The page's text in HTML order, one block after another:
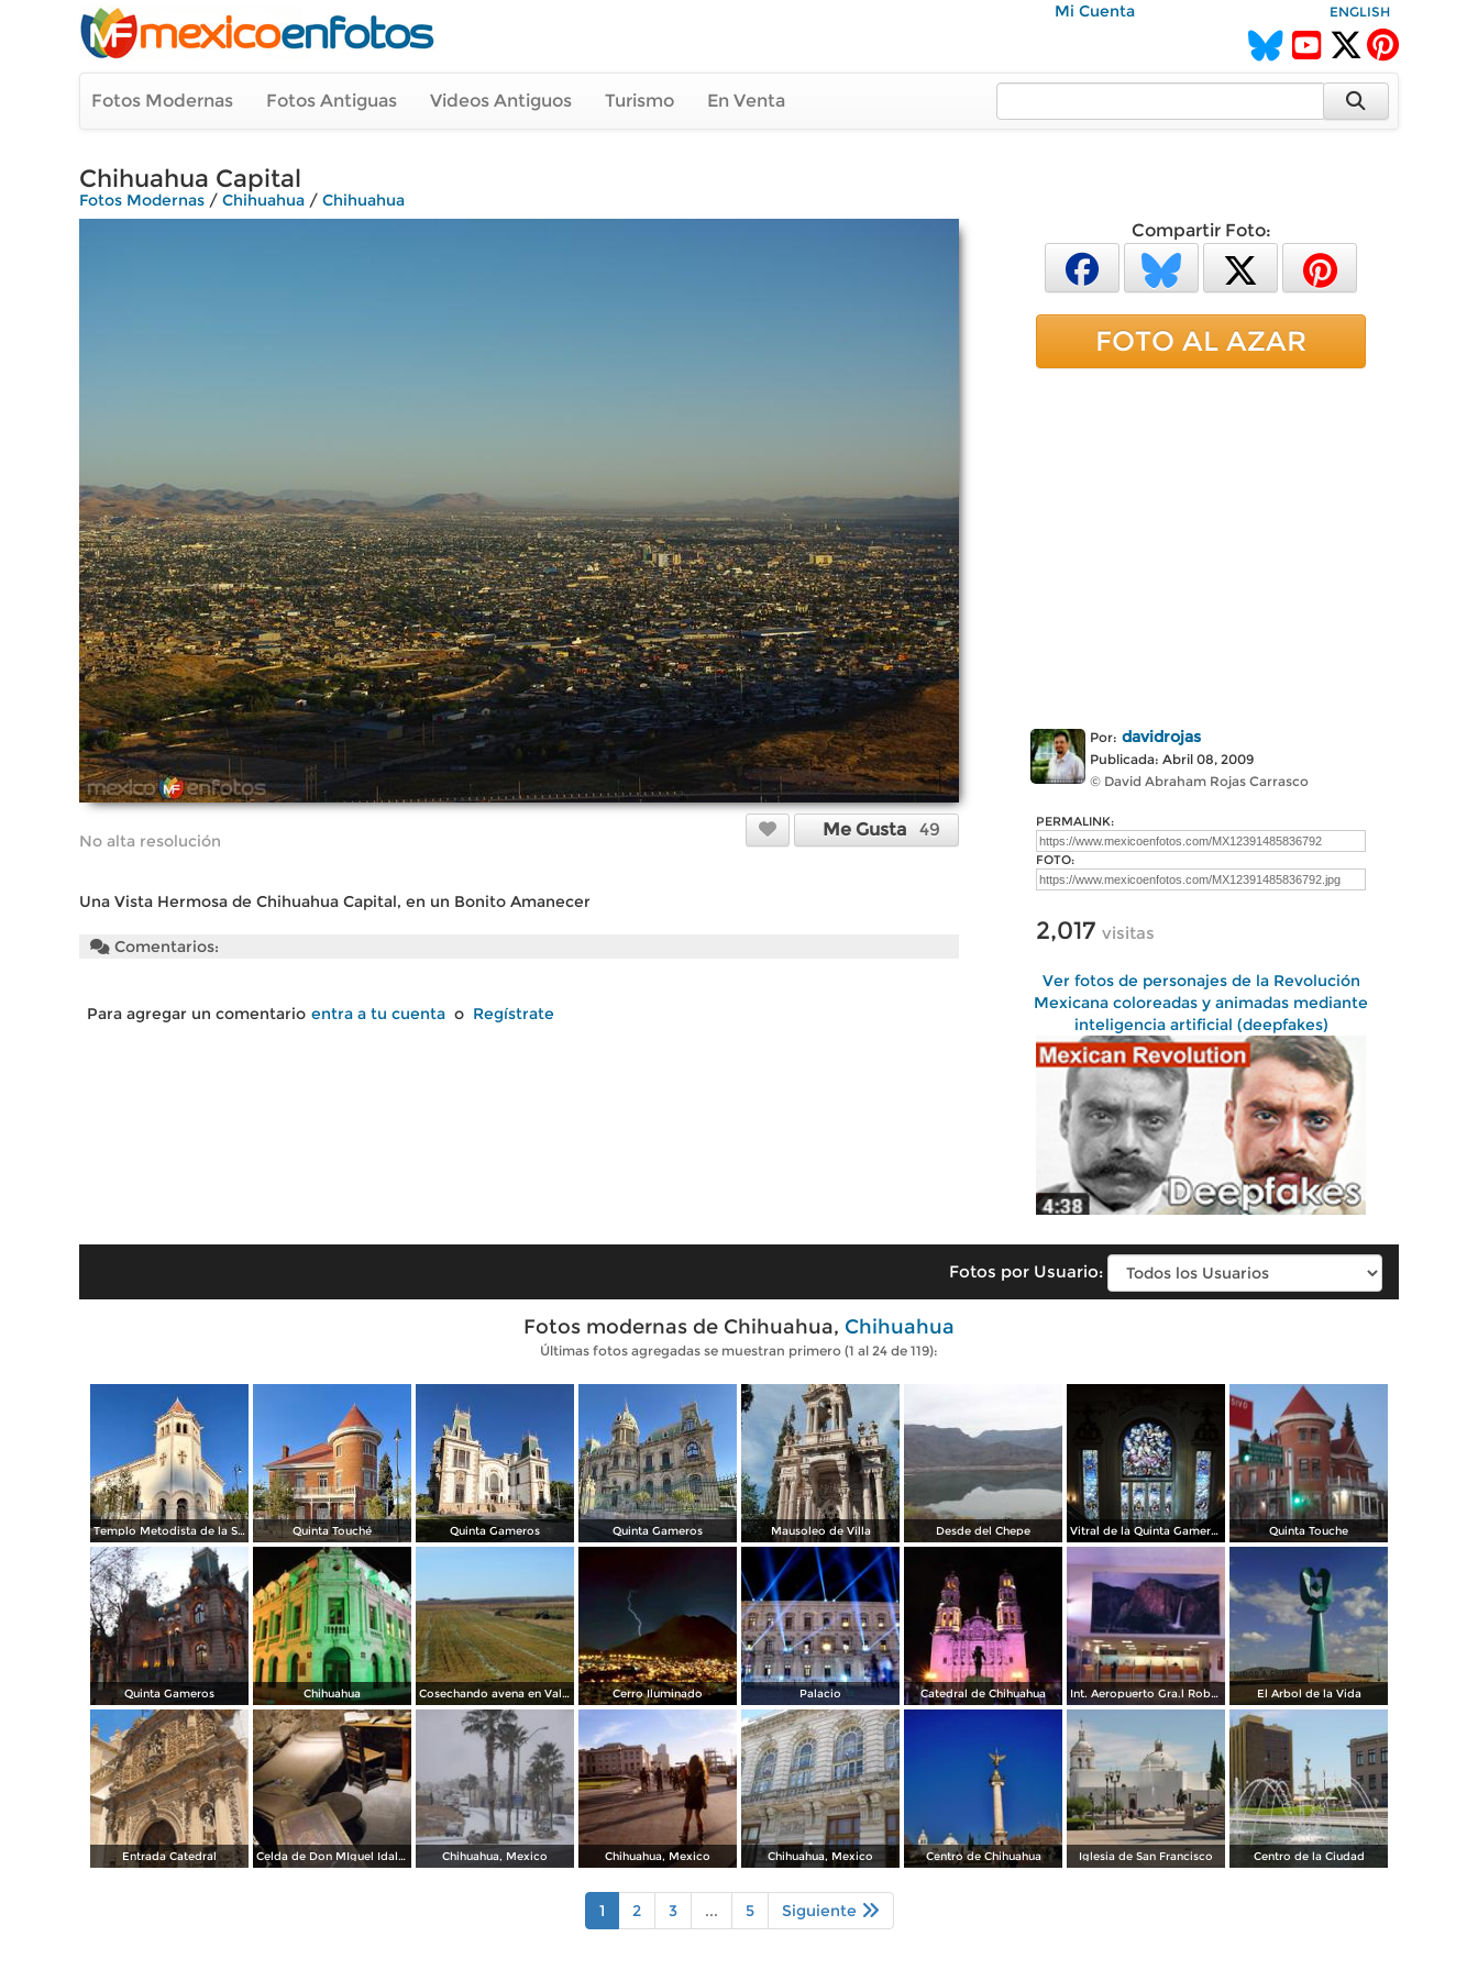
Mi Cuenta ENGLISH
Fotos Modernas Fotos Antiguas Videos Antiguos Turismo En Venta
Chihuahua Capital
Fotos Modernas / Chihuahua / Chihuahua
No alta resolución
Me Gusta 49
Una Vista Hermosa de Chihuahua Capital, en un Bonito Amanecer
Comentarios:
Para agregar un comentario entra a tu cuenta o Regístrate
Compartir Foto:
FOTO AL AZAR
Por: davidrojas
Publicada: Abril 08, 2009
© David Abraham Rojas Carrasco
PERMALINK:
FOTO:
2,017 visitas
Ver fotos de personajes de la Revolución
Mexicana coloreadas y animadas mediante
inteligencia artificial (deepfakes)
Fotos por Usuario:
Fotos modernas de Chihuahua, Chihuahua
Últimas fotos agregadas se muestran primero (1 al 24 de 119):
Templo Metodista de la Santísima Trinidad. Quinta Touché Quinta Gameros Quinta Gameros Mausoleo de Villa Desde del Chepe Vitral de la Quinta Gameros / 2011 Quinta Touche
Quinta Gameros Chihuahua Cosechando avena en Valles de Chihuahua Cerro Iluminado Palacio Catedral de Chihuahua Int. Aeropuerto Gra.l Roberto Fierro V. El Arbol de la Vida
Entrada Catedral Celda de Don MIguel Idalgo y Costilla Chihuahua, Mexico Chihuahua, Mexico Chihuahua, Mexico Centro de Chihuahua Iglesia de San Francisco Centro de la Ciudad
1 2 3 ... 5 Siguiente